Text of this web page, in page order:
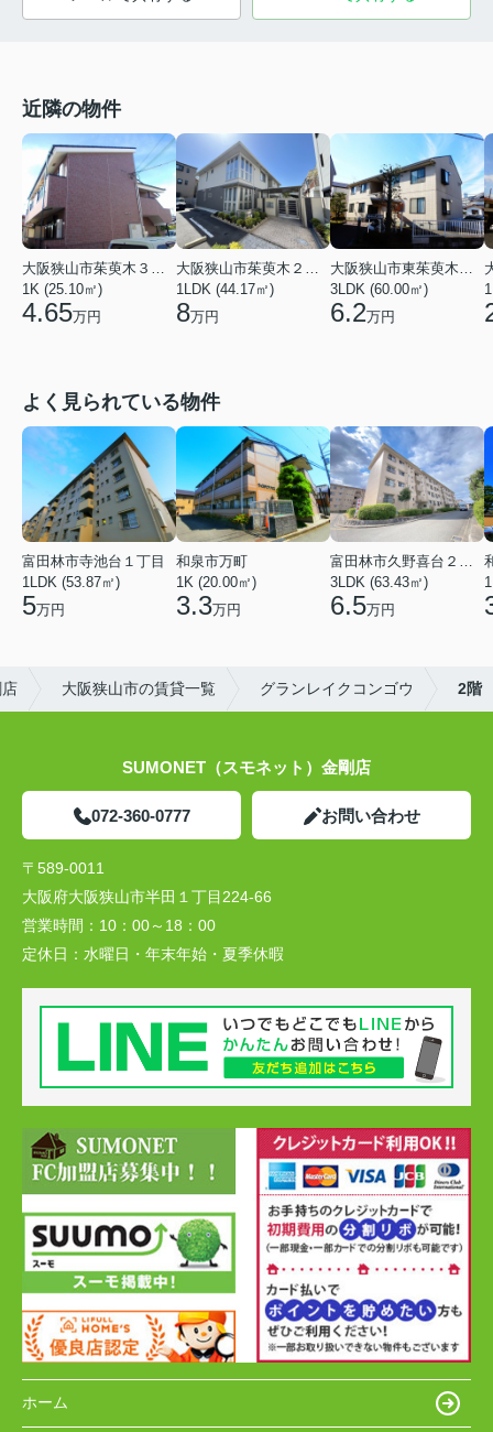
近隣の物件
1K (25.10㎡)
4.65万円
1LDK (44.17㎡)
8万円
3LDK (60.00㎡)
6.2万円
よく見られている物件
富田林市寺池台１丁目
1LDK (53.87㎡)
5万円
和泉市万町
1K (20.00㎡)
3.3万円
3LDK (63.43㎡)
6.5万円
大阪狭山市の賃貸一覧 グランレイクコンゴウ 2階
SUMONET（スモネット）金剛店
072-360-0777 お問い合わせ
〒589-0011
大阪府大阪狭山市半田１丁目224-66
営業時間： 10：00～18：00
定休日： 水曜日・年末年始・夏季休暇
ホーム